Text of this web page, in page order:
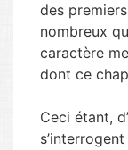
des
nombreux
caractère
dont ce
Ceci étant,